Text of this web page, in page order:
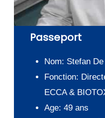
Passeport
Nom: Stefan
Fonction:
ECCA &
Age: 49 ans